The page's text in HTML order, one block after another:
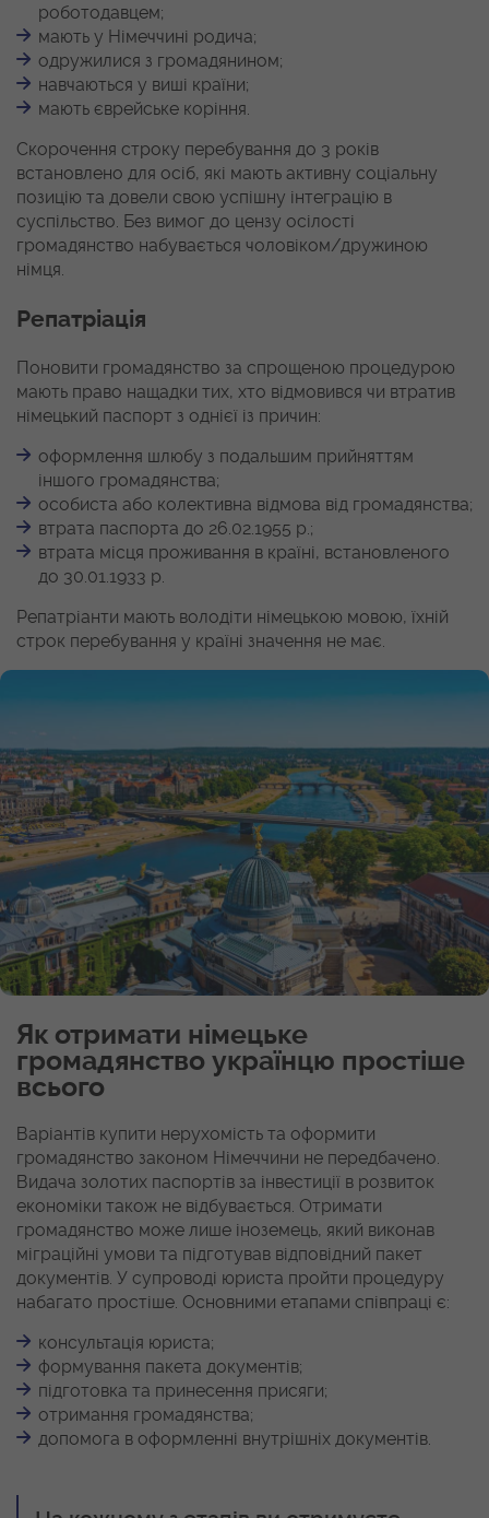
роботодавцем;
мають у Німеччині родича;
одружилися з громадянином;
навчаються у виші країни;
мають єврейське коріння.
Скорочення строку перебування до 3 років
встановлено для осіб, які мають активну соціальну
позицію та довели свою успішну інтеграцію в
суспільство. Без вимог до цензу осілості
громадянство набувається чоловіком/дружиною
німця.
Репатріація
Поновити громадянство за спрощеною процедурою
мають право нащадки тих, хто відмовився чи втратив
німецький паспорт з однієї із причин:
оформлення шлюбу з подальшим прийняттям
іншого громадянства;
особиста або колективна відмова від громадянства;
втрата паспорта до 26.02.1955 р.;
втрата місця проживання в країні, встановленого
до 30.01.1933 р.
Репатріанти мають володіти німецькою мовою, їхній
строк перебування у країні значення не має.
Як отримати німецьке
громадянство українцю простіше
всього
Варіантів купити нерухомість та оформити
громадянство законом Німеччини не передбачено.
Видача золотих паспортів за інвестиції в розвиток
економіки також не відбувається. Отримати
громадянство може лише іноземець, який виконав
міграційні умови та підготував відповідний пакет
документів. У супроводі юриста пройти процедуру
набагато простіше. Основними етапами співпраці є:
консультація юриста;
формування пакета документів;
підготовка та принесення присяги;
отримання громадянства;
допомога в оформленні внутрішніх документів.